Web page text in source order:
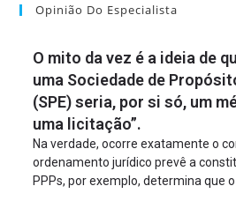
Opinião Do Especialista
O mito da vez é a ideia de
uma Sociedade de
(SPE) seria, por si só, um
uma licitação”.
Na verdade, ocorre exatamente o
ordenamento jurídico prevê a
PPPs, por exemplo, determina que